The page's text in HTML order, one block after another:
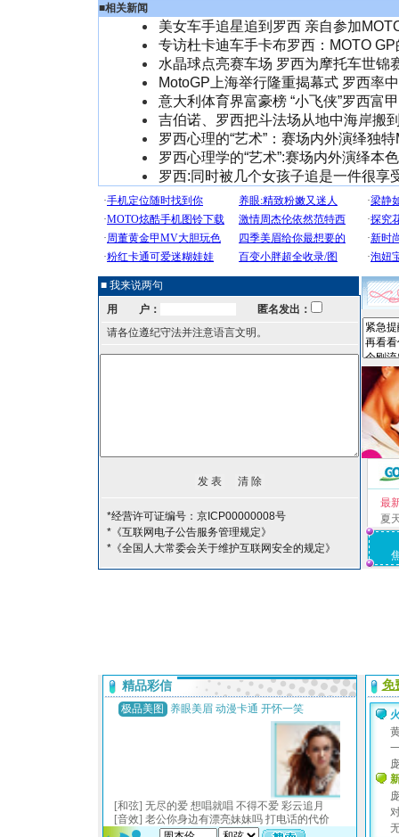
■相关新闻
美女车手追星追到罗西 亲自参加
专访杜卡迪车手卡布罗西：MOTO
水晶球点亮赛车场 罗西为摩托车世锦
MotoGP上海举行隆重揭幕式 罗西率
意大利体育界富豪榜 “小飞侠”罗西富
吉伯诺、罗西把斗法场从地中海岸搬
罗西心理的“艺术”：赛场内外演绎独
罗西心理学的“艺术”:赛场内外演绎本
罗西:同时被几个女孩子追是一件很享
■ 我来说两句
用 户：
匿名发出：
请各位遵纪守法并注意语言文明。
*经营许可证编号：京ICP00000008号
*《互联网电子公告服务管理规定》
*《全国人大常委会关于维护互联网安全的规定》
最
夏